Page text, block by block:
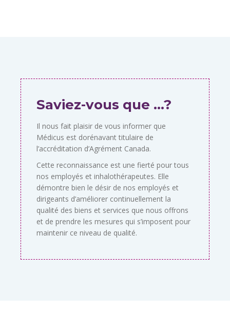
Saviez-vous que …?
Il nous fait plaisir de vous informer que
Médicus est dorénavant titulaire de
l’accréditation d’Agrément Canada.
Cette reconnaissance est une fierté pour tous
nos employés et inhalothérapeutes. Elle
démontre bien le désir de nos employés et
dirigeants d’améliorer continuellement la
qualité des biens et services que nous offrons
et de prendre les mesures qui s’imposent pour
maintenir ce niveau de qualité.